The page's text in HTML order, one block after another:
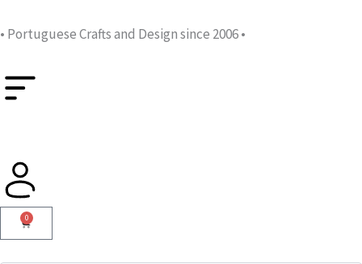
to
• Portuguese Crafts and Design since 2006 •
0
Cart